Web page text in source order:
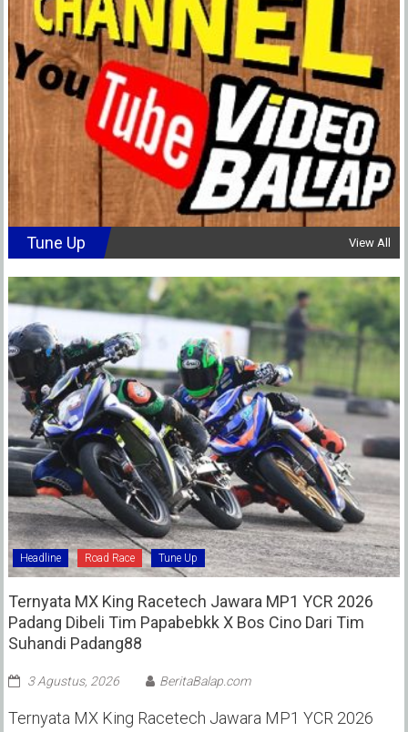
Tune Up View All
Headline Road Race Tune Up
Ternyata MX King Racetech Jawara MP1 YCR 2026
Padang Dibeli Tim Papabebkk X Bos Cino Dari Tim
Suhandi Padang88
3 Agustus, 2026 BeritaBalap.com
Ternyata MX King Racetech Jawara MP1 YCR 2026